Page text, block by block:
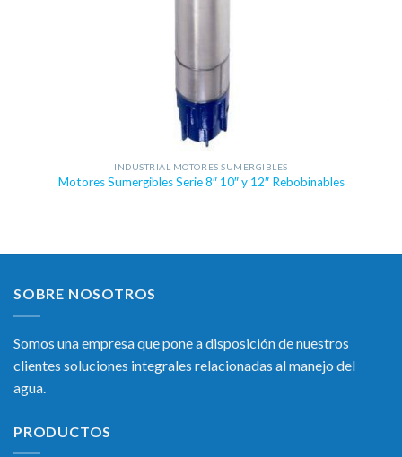
INDUSTRIAL MOTORES SUMERGIBLES
Motores Sumergibles Serie 8″ 10″ y 12″ Rebobinables
SOBRE NOSOTROS
Somos una empresa que pone a disposición de nuestros
clientes soluciones integrales relacionadas al manejo del
agua.
PRODUCTOS